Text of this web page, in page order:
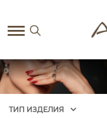
ТИП ИЗДЕЛИЯ